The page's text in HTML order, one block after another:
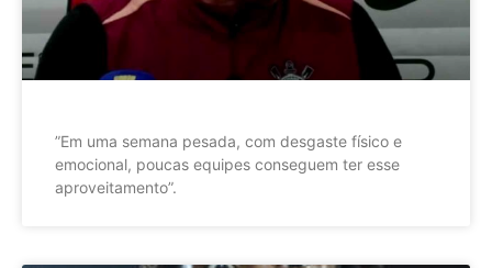
”Em uma semana pesada, com desgaste físico e
emocional, poucas equipes conseguem ter esse
aproveitamento”.